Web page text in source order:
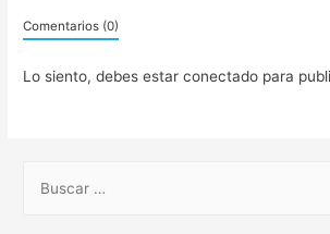
Comentarios (0)
Lo siento, debes estarconectado para